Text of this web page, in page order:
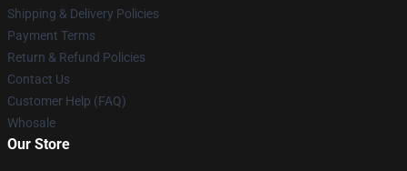
Shipping & Delivery Policies
Payment Terms
Return & Refund Policies
Contact Us
Customer Help (FAQ)
Whosale
Our Store